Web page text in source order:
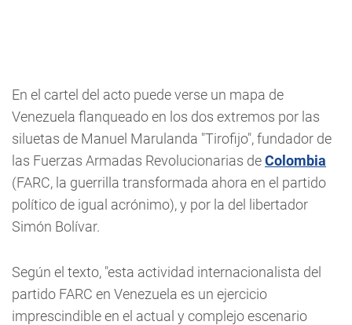
En el cartel del acto puede verse un mapa de
Venezuela flanqueado en los dos extremos por las
siluetas de Manuel Marulanda "Tirofijo", fundador de
las Fuerzas Armadas Revolucionarias deColombia
(FARC, la guerrilla transformada ahora en el partido
político de igual acrónimo), y por la del libertador
Simón Bolívar.
Según el texto, "esta actividad internacionalista del
partido FARC en Venezuela es un ejercicio
imprescindible en el actual y complejo escenario